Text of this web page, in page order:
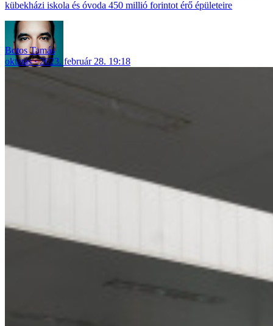
kübekházi iskola és óvoda 450 millió forintot érő épületeire
Botos Tamás
oktatás
2023. február 28. 19:18